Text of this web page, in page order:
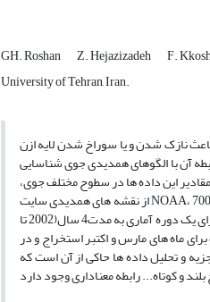
GH. Roshan Z. Hejazizadeh F.
University of Tehran, Iran.
نازک شدن و یا سوراخ شدن لایه ازن
آن با الگوهای همدیدی جوی شناسایی
در سطوح 50 تا 700 هکتوپاسکال استفاده شده است. مقادیر این داده ها در سطوح مختلف جوی،
از نقشه های همدیدی سایت NOAA، استخراج شده است. هرچند که بیشتر تغییرات ازن سطح بالا در لایه های 50 تا 100 هکتوپاسکال اتفاق می افتد، ولی هدف از انتخاب تراز 50 تا 700
هکتوپاسکال، مقایسه نتایج در لایه های مختلف جوی و تعیین اعتبار مطالعه مورد نظر بوده است. در راستای انجام این پژوهش، داده های ازن برای یک دوره آماری به مدت4 سال(2002 تا
ماه های مارس و اکتبر استخراج و در
و تحلیل داده ها حاکی از آن است که